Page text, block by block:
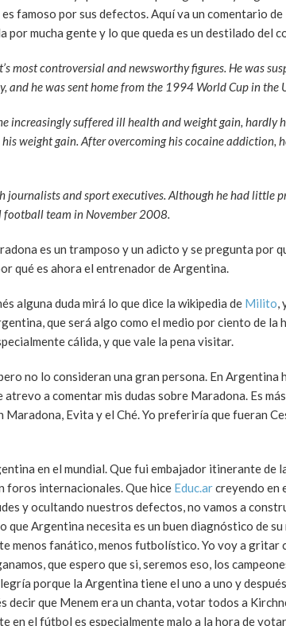
famoso por sus defectos. Aquí va un comentario de
mucha gente y lo que queda es un destilado del
most controversial and newsworthy figures. He was
he was sent home from the 1994 World Cup in the
suffered ill health and weight gain, hardly
weight gain. After overcoming his cocaine addiction,
journalists and sport executives. Although he had little
football team in November 2008.
es un tramposo y un adicto y se pregunta por
qué es ahora el entrenador de Argentina.
alguna duda mirá lo que dice la wikipedia de Milito,
que será algo como el medio por ciento de la
cálida, y que vale la pena visitar.
no lo consideran una gran persona. En Argentina
a comentar mis dudas sobre Maradona. Es
Maradona, Evita y el Ché. Yo preferiría que fueran
en el mundial. Que fui embajador itinerante de
foros internacionales. Que hice Educ.arcreyendo en
y ocultando nuestros defectos, no vamos a
que Argentina necesita es un buen diagnóstico de
menos fanático, menos futbolístico. Yo voy a gritar
que espero que si, seremos eso, los
porque la Argentina tiene el uno a uno y
decir que Menem era un chanta, votar todos a
en el fútbol es especialmente malo a la hora de